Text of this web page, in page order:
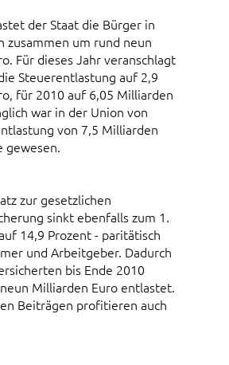
der Staat die Bürger in
zusammen um rund neun
Für dieses Jahr veranschlagt
Steuerentlastung auf 2,9
für 2010 auf 6,05 Milliarden
war in der Union von
von 7,5 Milliarden
gewesen.
zur gesetzlichen
sinkt ebenfalls zum 1.
14,9 Prozent - paritätisch
und Arbeitgeber. Dadurch
bis Ende 2010
Milliarden Euro entlastet.
Beiträgen profitieren auch